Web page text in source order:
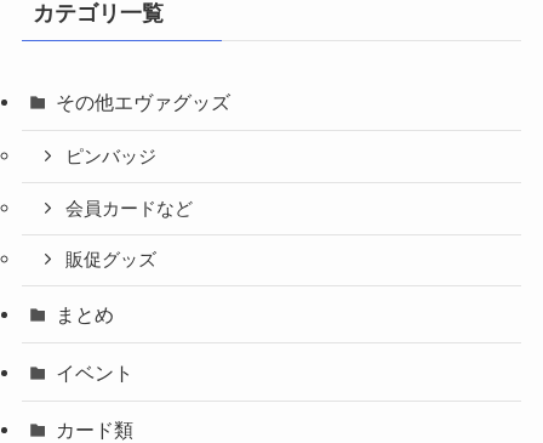
カテゴリ一覧
その他エヴァグッズ
ピンバッジ
会員カードなど
販促グッズ
まとめ
イベント
カード類